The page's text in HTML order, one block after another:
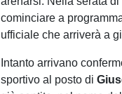
cominciare a
ufficiale che arriverà a
Intanto arrivano
sportivo al posto di